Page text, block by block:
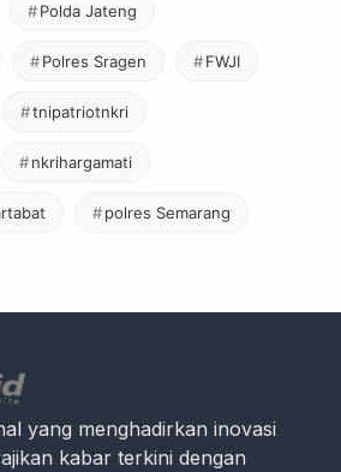
Polda Jateng
Polres Sragen FWJI
tnipatriotnkri
nkrihargamati
polres Semarang
yang menghadirkan inovasi
kabar terkini dengan